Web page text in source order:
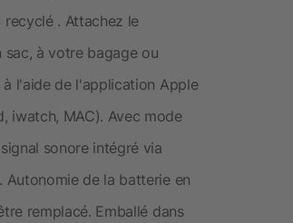
. Attachez le
à votre bagage ou
l'aide de l'application Apple
iwatch, MAC). Avec mode
sonore intégré via
de la batterie en
remplacé. Emballé dans